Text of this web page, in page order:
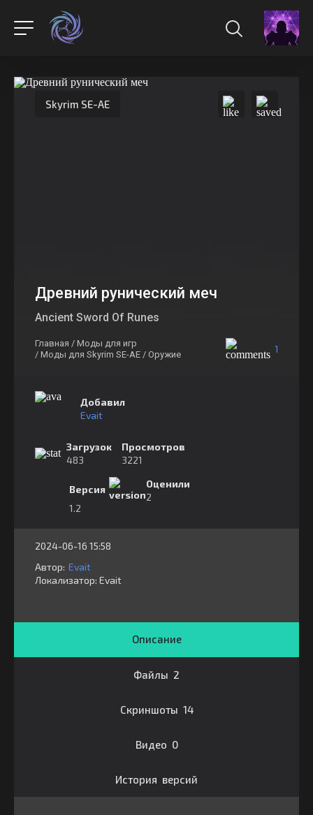
Skyrim SE-AE
Древний рунический меч
Ancient Sword Of Runes
Главная / Моды для игр
/ Моды для Skyrim SE-AE / Оружие 1
Добавил
Evait
Загрузок
483
Просмотров
3221
Версия
1.2
Оценили
2
2024-06-16 15:58
Автор: Evait
Локализатор: ⁣⁣⁣Evait
Описание
Файлы 2
Скриншоты 14
Видео 0
История версий